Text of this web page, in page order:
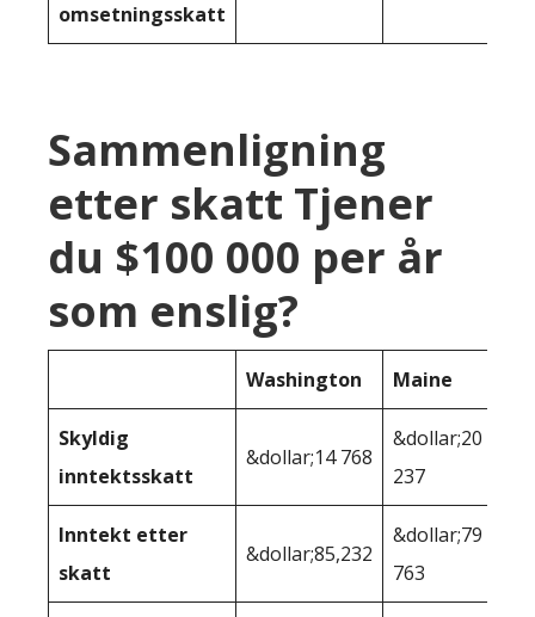
omsetningsskatt
Sammenligning
etter skatt Tjener
du $100 000 per år
som enslig?
Washington Maine
Skyldig
inntektsskatt
&dollar;14 768
&dollar;20
237
Inntekt etter
skatt
&dollar;85,232
&dollar;79
763